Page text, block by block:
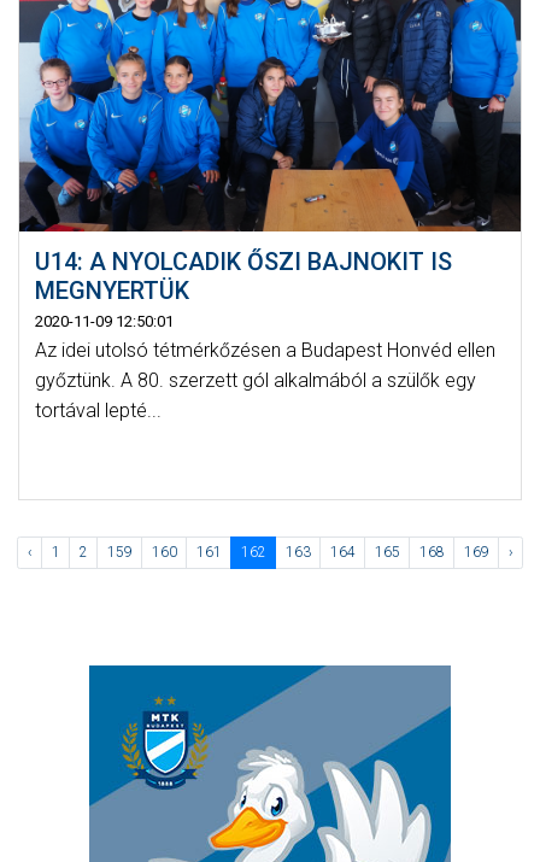
U14: A NYOLCADIK ŐSZI BAJNOKIT IS
MEGNYERTÜK
2020-11-09 12:50:01
Az idei utolsó tétmérkőzésen a Budapest Honvéd ellen
győztünk. A 80. szerzett gól alkalmából a szülők egy
tortával lepté...
‹ 1 2 159 160 161 162 163 164 165 168 169 ›